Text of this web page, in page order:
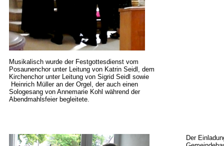
Musikalisch wurde der Festgottesdienst vom
Posaunenchor unter Leitung von Katrin Seidl, dem
Kirchenchor unter Leitung von Sigrid Seidl sowie
Heinrich Müller an der Orgel, der auch einen
Sologesang von Annemarie Kohl während der
Abendmahlsfeier begleitete.
Der